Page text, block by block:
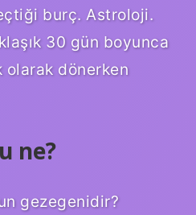
burç. Astroloji.
30 gün boyunca
dönerken
ne?
gezegenidir?